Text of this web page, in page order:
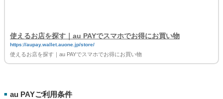
使えるお店を探す｜au PAYでスマホでお得にお買い物
https://aupay.wallet.auone.jp/store/
使えるお店を探す｜au PAYでスマホでお得にお買い物
■ au PAYご利用条件